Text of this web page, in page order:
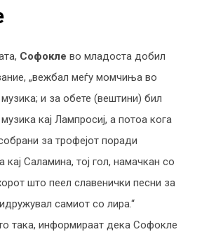
Софокле во младоста добил
„вежбал меѓу момчиња во
и за обете (вештини) бил
кај Лампросиј, а потоа кога
за трофејот поради
кај Саламина, тој гол, намачкан со
што пеел славенички песни за
самиот со лира.“
така, информираат дека Софокле